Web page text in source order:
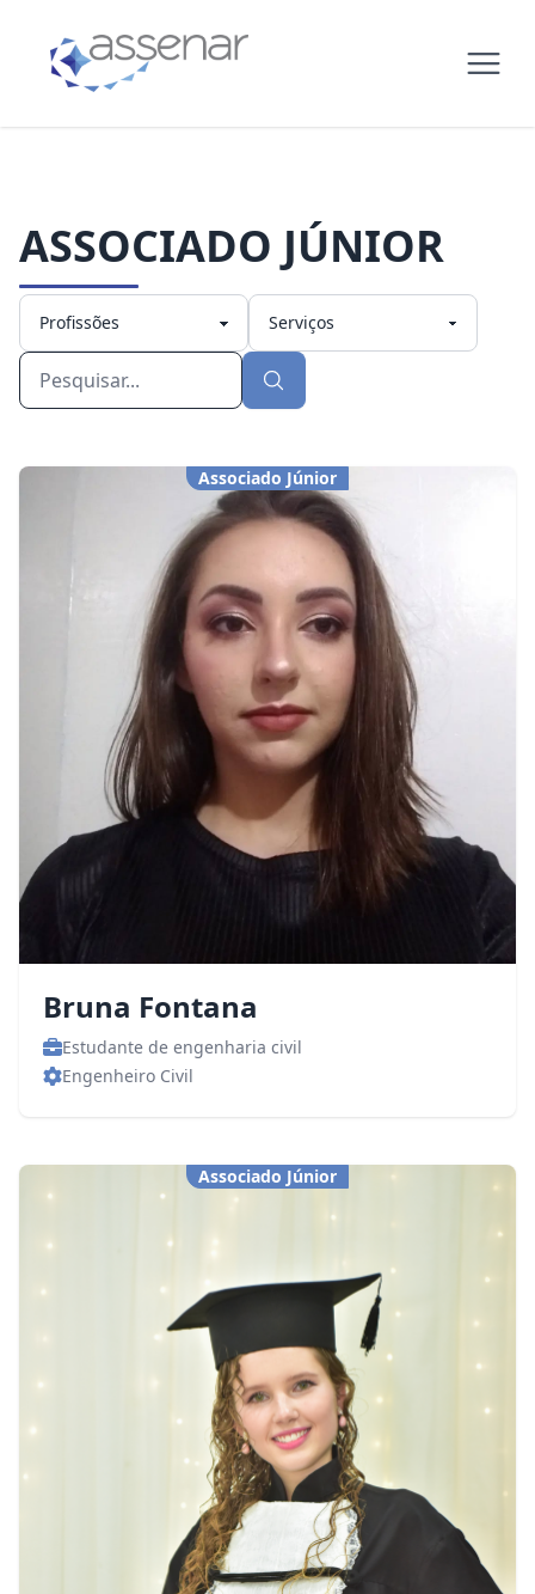
ASSOCIADO JÚNIOR
Associado Júnior
Bruna Fontana
Estudante de engenharia civil
Engenheiro Civil
Associado Júnior